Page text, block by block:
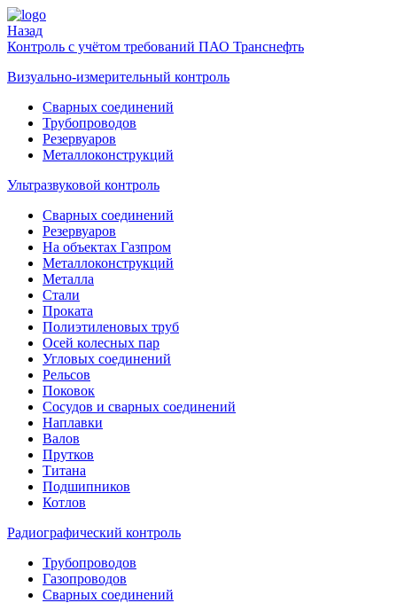
Назад
Контроль с учётом требований ПАО Транснефть
Визуально-измерительный контроль
Cварных соединений
Трубопроводов
Резервуаров
Металлоконструкций
Ультразвуковой контроль
Cварных соединений
Резервуаров
На объектах Газпром
Металлоконструкций
Металла
Стали
Проката
Полиэтиленовых труб
Осей колесных пар
Угловых соединений
Рельсов
Поковок
Сосудов и сварных соединений
Наплавки
Валов
Прутков
Титана
Подшипников
Котлов
Радиографический контроль
Трубопроводов
Газопроводов
Сварных соединений